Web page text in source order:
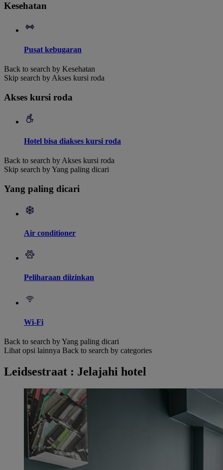
Kesehatan
Pusat kebugaran
Back to search by Kesehatan
Skip search by Akses kursi roda
Akses kursi roda
Hotel bisa diakses kursi roda
Back to search by Akses kursi roda
Skip search by Yang paling dicari
Yang paling dicari
Air conditioner
Peliharaan diizinkan
Wi-Fi
Back to search by Yang paling dicari
Lihat opsi lainnya Back to search by categories
Leidsestraat : Jelajahi hotel